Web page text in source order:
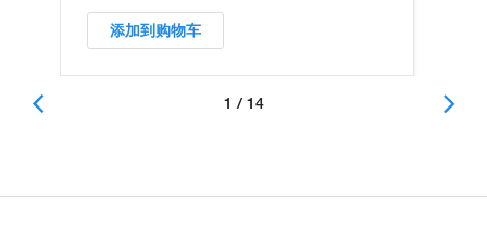
添加到购物车
1 / 14